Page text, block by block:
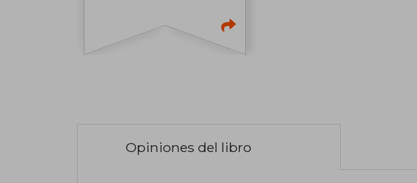
Opiniones del libro